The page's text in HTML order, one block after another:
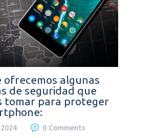
ofrecemos algunas
de seguridad que
tomar para proteger
0 Comments